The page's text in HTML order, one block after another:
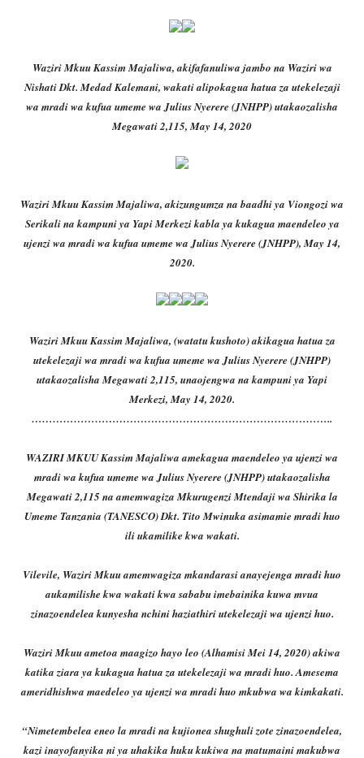
Waziri Mkuu Kassim Majaliwa, akifafanuliwa jambo na Waziri wa
Nishati Dkt. Medad Kalemani, wakati alipokagua hatua za utekelezaji
wa mradi wa kufua umeme wa Julius Nyerere (JNHPP) utakaozalisha
Megawati 2,115, May 14, 2020
Waziri Mkuu Kassim Majaliwa, akizungumza na baadhi ya Viongozi wa
Serikali na kampuni ya Yapi Merkezi kabla ya kukagua maendeleo ya
ujenzi wa mradi wa kufua umeme wa Julius Nyerere (JNHPP), May 14,
2020.
Waziri Mkuu Kassim Majaliwa, (watatu kushoto) akikagua hatua za
utekelezaji wa mradi wa kufua umeme wa Julius Nyerere (JNHPP)
utakaozalisha Megawati 2,115, unaojengwa na kampuni ya Yapi
Merkezi, May 14, 2020.
…………………………………………………………………………..
WAZIRI MKUU Kassim Majaliwa amekagua maendeleo ya ujenzi wa
mradi wa kufua umeme wa Julius Nyerere (JNHPP) utakaozalisha
Megawati 2,115 na amemwagiza Mkurugenzi Mtendaji wa Shirika la
Umeme Tanzania (TANESCO) Dkt. Tito Mwinuka asimamie mradi huo
ili ukamilike kwa wakati.
Vilevile, Waziri Mkuu amemwagiza mkandarasi anayejenga mradi huo
aukamilishe kwa wakati kwa sababu imebainika kuwa mvua
zinazoendelea kunyesha nchini haziathiri utekelezaji wa ujenzi huo.
Waziri Mkuu ametoa maagizo hayo leo (Alhamisi Mei 14, 2020) akiwa
katika ziara ya kukagua hatua za utekelezaji wa mradi huo. Amesema
ameridhishwa maedeleo ya ujenzi wa mradi huo mkubwa wa kimkakati.
“Nimetembelea eneo la mradi na kujionea shughuli zote zinazoendelea,
kazi inayofanyika ni ya uhakika huku kukiwa na matumaini makubwa